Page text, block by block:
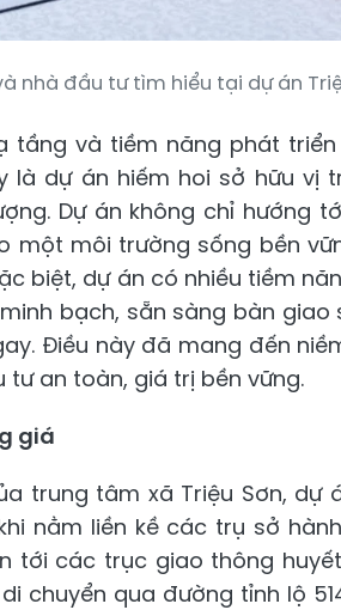
nhà đầu tư tìm hiểu tại dự án
và tiềm năng phát triển
là dự án hiếm hoi sở hữu vị
Dự án không chỉ hướng
một môi trường sống bền
biệt, dự án có nhiều tiềm
bạch, sẵn sàng bàn
Điều này đã mang đến
an toàn, giá trị bền vững.
giá
trung tâm xã Triệu Sơn, dự
nằm liền kề các trụ sở
tới các trục giao thông
chuyển qua đường tỉnh lộ